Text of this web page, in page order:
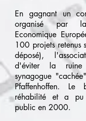
En gagnant un
organisé par la
Economique
100 projets
déposé),
d'éviter la
synagogue
Pfaffenhoffen.
réhabilité et a
public en 2000.